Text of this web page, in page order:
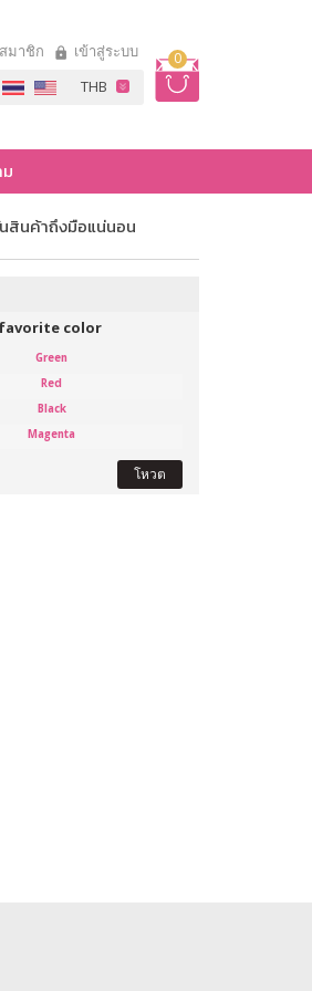
0
มาชิก เข้าสู่ระบบ
สินค้าถึงมือแน่นอน
color
Green
Red
Black
Magenta
โหวต